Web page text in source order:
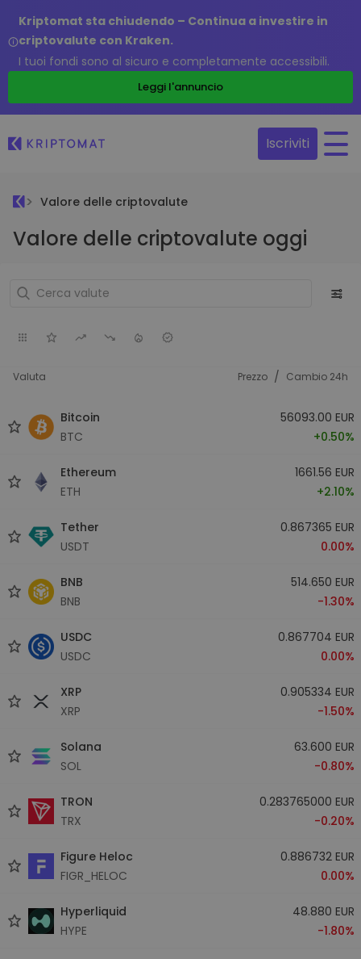
Kriptomat sta chiudendo – Continua a investire in
criptovalute con Kraken.
I tuoi fondi sono al sicuro e completamente accessibili.
Leggi l'annuncio
Iscriviti
Valore delle criptovalute
Valore delle criptovalute oggi
Valuta Prezzo / Cambio 24h
Bitcoin
BTC
56093.00 EUR
+0.50%
Ethereum
ETH
1661.56 EUR
+2.10%
Tether
USDT
0.867365 EUR
0.00%
BNB
BNB
514.650 EUR
-1.30%
USDC
USDC
0.867704 EUR
0.00%
XRP
XRP
0.905334 EUR
-1.50%
Solana
SOL
63.600 EUR
-0.80%
TRON
TRX
0.283765000 EUR
-0.20%
Figure Heloc
FIGR_HELOC
0.886732 EUR
0.00%
Hyperliquid
HYPE
48.880 EUR
-1.80%